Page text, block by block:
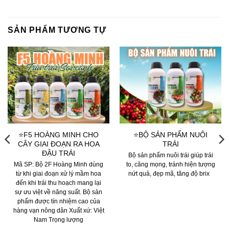
SẢN PHẨM TƯƠNG TỰ
⭐F5 HOÀNG MINH CHO
CÂY GIAI ĐOẠN RA HOA
ĐẬU TRÁI
Mã SP: Bộ 2F Hoàng Minh dùng
từ khi giai đoạn xử lý mầm hoa
đến khi trái thu hoạch mang lại
sự ưu việt về năng suất. Bộ sản
phẩm được tín nhiệm cao của
hàng vạn nông dân Xuất xứ: Việt
Nam Trọng lượng
⭐BỘ SẢN PHẨM NUÔI
TRÁI
Bộ sản phẩm nuôi trái giúp trái
to, căng mọng, tránh hiện tượng
nứt quả, đẹp mã, tăng độ brix